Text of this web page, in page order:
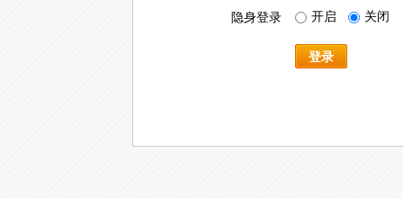
隐身登录 开启 关闭
登录